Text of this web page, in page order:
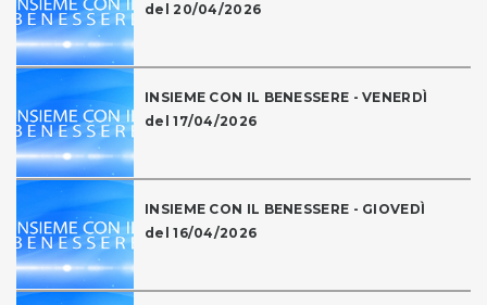
del 20/04/2026
INSIEME CON IL BENESSERE - VENERDÌ
del 17/04/2026
INSIEME CON IL BENESSERE - GIOVEDÌ
del 16/04/2026